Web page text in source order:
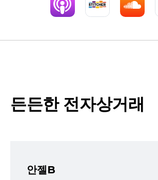
든든한 전자상거래
안젤B